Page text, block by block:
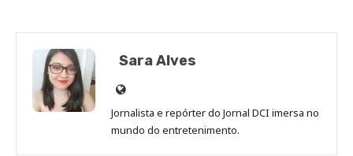
Sara Alves
Site
de
Sara
Jornalista e repórter do Jornal DCI imersa no
mundo do entretenimento.